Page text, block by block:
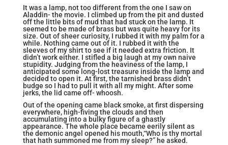
It was a lamp, not too different from the one I saw on
Aladdin- the movie. I climbed up from the pit and dusted
off the little bits of mud that had stuck on the lamp. It
seemed to be made of brass but was quite heavy for its
size. Out of sheer curiosity, I rubbed it with my palm for a
while. Nothing came out of it. I rubbed it with the
sleeves of my shirt to see if it needed extra friction. It
didn’t work either. I stifled a big laugh at my own naive
stupidity. Judging from the heaviness of the lamp, I
anticipated some long-lost treasure inside the lamp and
decided to open it. At first, the tarnished brass didn’t
budge so I had to pull it with all my might. After some
jerks, the lid came off- whoosh.
Out of the opening came black smoke, at first dispersing
everywhere, high-fiving the clouds and then
accumulating into a bulky figure of a ghastly
appearance. The whole place became eerily silent as
the demonic angel opened his mouth,“Who is thy mortal
that hath summoned me from my sleep?” he asked.